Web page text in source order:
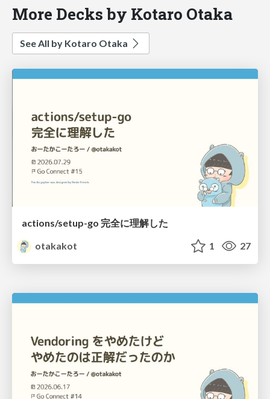
More Decks by Kotaro Otaka
See All by Kotaro Otaka
actions/setup-go 完全に理解した
otakakot
1 27